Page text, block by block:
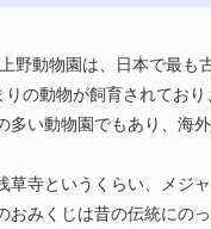
野動物園は、日本で最
の動物が飼育されてお
多い動物園でもあり、海
草寺というくらい、メジ
おみくじは昔の伝統にの